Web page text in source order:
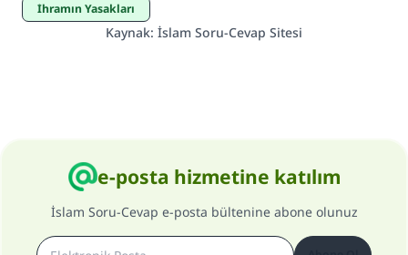
İhramın Yasakları
Kaynak: İslam Soru-Cevap Sitesi
e-posta hizmetine katılım
İslam Soru-Cevap e-posta bültenine abone olunuz